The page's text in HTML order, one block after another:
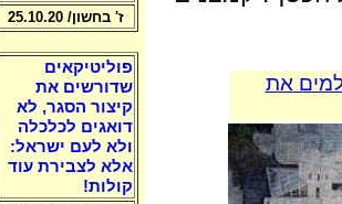
את
ז' בחשון/ 25.10.20
פוליטיקאים
שדורשים את
קיצור הסגר, לא
דואגים לכלכלה
ולא לעם ישראל:
אלא לצבירת עוד
קולות!